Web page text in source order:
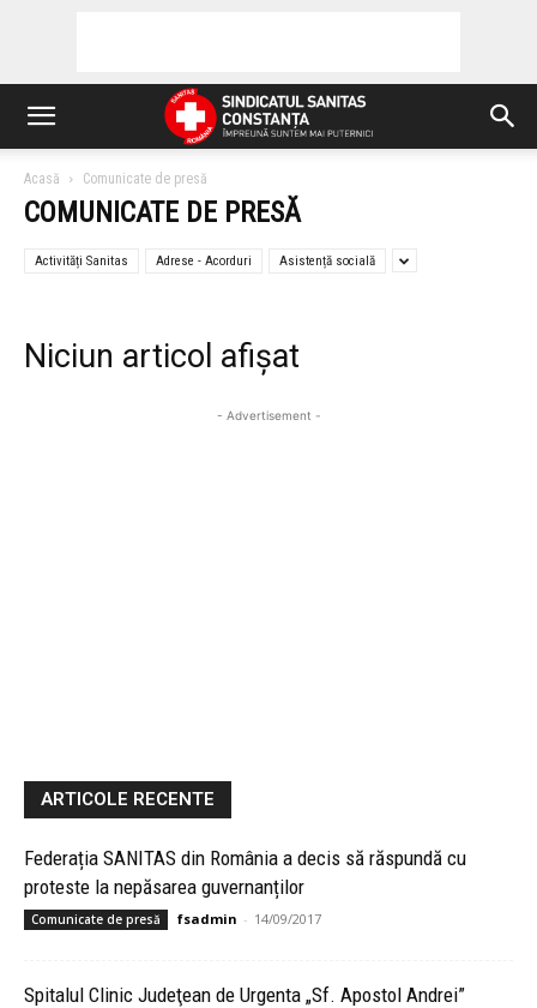
Acasă Comunicate de presă
COMUNICATE DE PRESĂ
Activități Sanitas Adrese - Acorduri Asistență socială
Niciun articol afișat
- Advertisement -
ARTICOLE RECENTE
Federația SANITAS din România a decis să răspundă cu
proteste la nepăsarea guvernanților
Comunicate de presă fsadmin - 14/09/2017
Spitalul Clinic Judeţean de Urgenta „Sf. Apostol Andrei”